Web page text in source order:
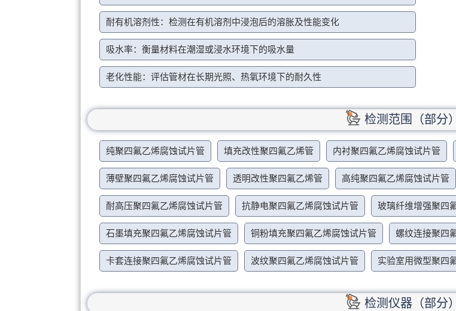
耐有机溶剂性：检测在有机溶剂中浸泡后的溶胀及性能变化
吸水率：衡量材料在潮湿或浸水环境下的吸水量
老化性能：评估管材在长期光照、热氧环境下的耐久性
检测范围（部分）
纯聚四氟乙烯腐蚀试片管 填充改性聚四氟乙烯管 内衬聚四氟乙烯腐蚀试片管
薄壁聚四氟乙烯腐蚀试片管 透明改性聚四氟乙烯管 高纯聚四氟乙烯腐蚀试片管
耐高压聚四氟乙烯腐蚀试片管 抗静电聚四氟乙烯腐蚀试片管 玻璃纤维增强聚四
石墨填充聚四氟乙烯腐蚀试片管 铜粉填充聚四氟乙烯腐蚀试片管 螺纹连接聚四
卡套连接聚四氟乙烯腐蚀试片管 波纹聚四氟乙烯腐蚀试片管 实验室用微型聚四
检测仪器（部分）